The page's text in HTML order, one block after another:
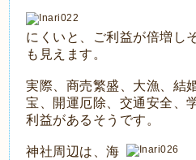
にくいと、ご利益が倍増し
も見えます。
実際、商売繁盛、大漁、結
宝、開運厄除、交通安全、
利益があるそうです。
神社周辺は、海